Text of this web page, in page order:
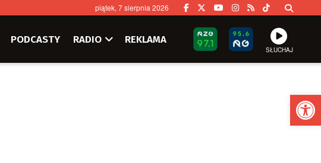
piątek, 7 sierpnia 2026
PODCASTY RADIO REKLAMA
SŁUCHAJ